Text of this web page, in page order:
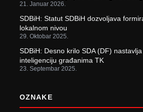
21. Januar 2026.
SDBiH: Statut SDBiH dozvoljava
lokalnom nivou
29. Oktobar 2025.
SDBiH: Desno krilo SDA (DF)
inteligenciju građanima TK
23. Septembar 2025.
OZNAKE